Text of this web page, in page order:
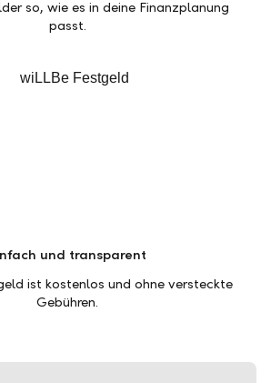
so, wie es in deine Finanzplanung
passt.
und transparent
ist kostenlos und ohne versteckte
Gebühren.